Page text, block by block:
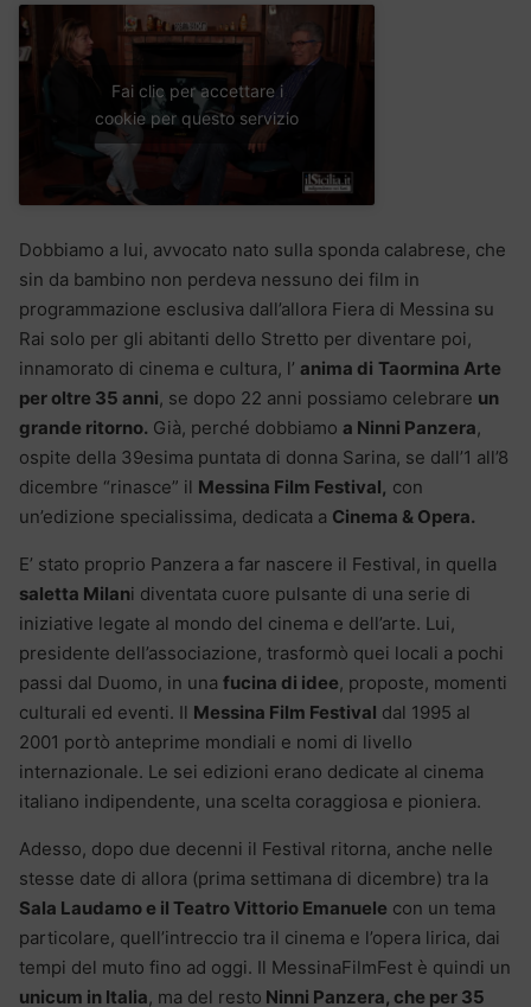
Fai clic per accettare i
cookie per questo servizio
Dobbiamo a lui, avvocato nato sulla sponda calabrese, che
sin da bambino non perdeva nessuno dei film in
programmazione esclusiva dall’allora Fiera di Messina su
Rai solo per gli abitanti dello Stretto per diventare poi,
innamorato di cinema e cultura, l’ anima di Taormina Arte
per oltre 35 anni, se dopo 22 anni possiamo celebrare un
grande ritorno. Già, perché dobbiamo a Ninni Panzera,
ospite della 39esima puntata di donna Sarina, se dall’1 all’8
dicembre “rinasce” il Messina Film Festival, con
un’edizione specialissima, dedicata a Cinema & Opera.
E’ stato proprio Panzera a far nascere il Festival, in quella
saletta Milani diventata cuore pulsante di una serie di
iniziative legate al mondo del cinema e dell’arte. Lui,
presidente dell’associazione, trasformò quei locali a pochi
passi dal Duomo, in una fucina di idee, proposte, momenti
culturali ed eventi. Il Messina Film Festival dal 1995 al
2001 portò anteprime mondiali e nomi di livello
internazionale. Le sei edizioni erano dedicate al cinema
italiano indipendente, una scelta coraggiosa e pioniera.
Adesso, dopo due decenni il Festival ritorna, anche nelle
stesse date di allora (prima settimana di dicembre) tra la
Sala Laudamo e il Teatro Vittorio Emanuele con un tema
particolare, quell’intreccio tra il cinema e l’opera lirica, dai
tempi del muto fino ad oggi. Il MessinaFilmFest è quindi un
unicum in Italia, ma del resto Ninni Panzera, che per 35